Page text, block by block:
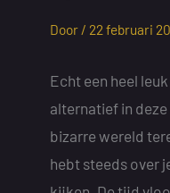
Door / 22 februari
Echt een heel
alternatief in
bizarre wereld
hebt steeds over